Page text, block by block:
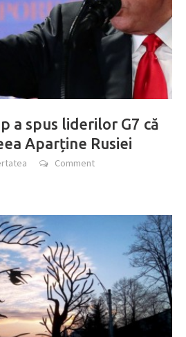
a spus liderilor G7 că
Aparține Rusiei
Comment